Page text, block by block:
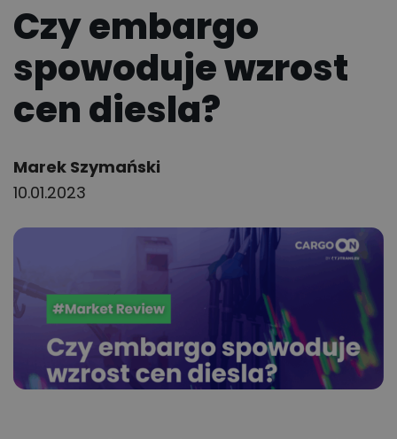
Czy embargo
spowoduje wzrost
cen diesla?
Author:
Marek Szymański
10.01.2023